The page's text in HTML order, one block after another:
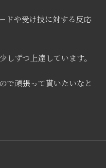
ドや受け技に対する反応
しずつ上達しています。
で頑張って貰いたいなと